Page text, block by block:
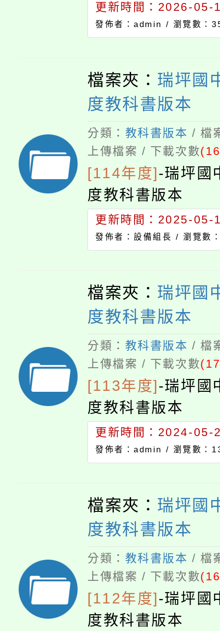
更新時間：2026-05-
發佈者：admin / 瀏覽數：
檔案夾： 瑞坪國
度教科書版本
分類： 教科書版本 / 檔
上傳檔案 / 下載次數
[114年度] -瑞坪國
度教科書版本
更新時間：2025-05-
發佈者：設備組長 /瀏覽數
檔案夾： 瑞坪國
度教科書版本
分類： 教科書版本 / 檔
上傳檔案 / 下載次數
[113年度] -瑞坪國
度教科書版本
更新時間：2024-05-
發佈者：admin / 瀏覽數：
檔案夾： 瑞坪國
度教科書版本
分類： 教科書版本 / 檔
上傳檔案 / 下載次數
[112年度] -瑞坪國
度教科書版本